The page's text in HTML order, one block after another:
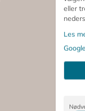
eller
Les